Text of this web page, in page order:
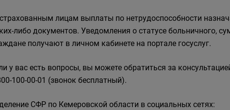
лицам выплаты по нетрудоспособности
либо документов. Уведомления о статусе больничного,
получают в личном кабинете на портале госуслуг.
у вас есть вопросы, вы можете обратиться за
100-00-01 (звонок бесплатный).
СФР по Кемеровской области в социальных сетях: